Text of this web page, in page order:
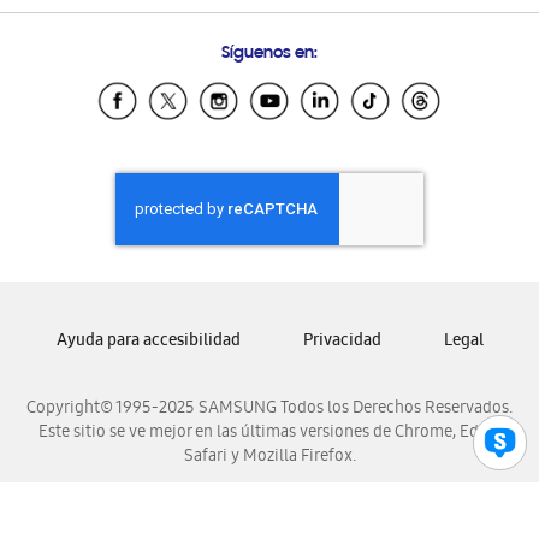
Samsung Ecuador
Samsung El Salvador
Samsung Honduras
Samsung Nicaragua
Samsung Panamá
Samsung Venezuela
Síguenos en:
Copyright© 1995-2025 SAMSUNG Todos los Derechos Reservados.
Este sitio se ve mejor en las últimas versiones de Chrome, Edge,
Safari y Mozilla Firefox.
Ayuda para accesibilidad Privacidad Legal